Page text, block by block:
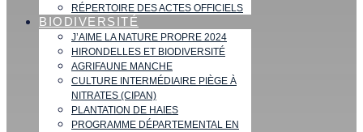
RÉPERTOIRE DES ACTES OFFICIELS
BIODIVERSITÉ
J’AIME LA NATURE PROPRE 2024
HIRONDELLES ET BIODIVERSITÉ
AGRIFAUNE MANCHE
CULTURE INTERMÉDIAIRE PIÈGE À
NITRATES (CIPAN)
PLANTATION DE HAIES
PROGRAMME DÉPARTEMENTAL EN